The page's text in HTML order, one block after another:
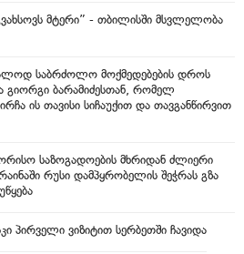
მტერი” - თბილისში მსვლელობა
საბრძოლო მოქმედებების დროს
გიორგი ბარამიძესთან, რომელ
ის თავისი სიჩაუქით და თავგანწირვით
საზოგადოების მხრიდან ძლიერი
რუსი დამპყრობელის შეჭრას გზა
პირველი ვიზიტით სერბეთში ჩავიდა